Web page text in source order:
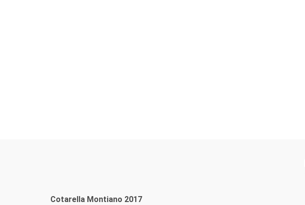
Cotarella Montiano 2017